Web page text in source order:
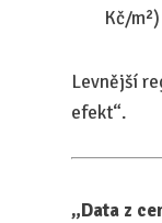
Kč/m²)
Levnější
efekt“.
„Data z